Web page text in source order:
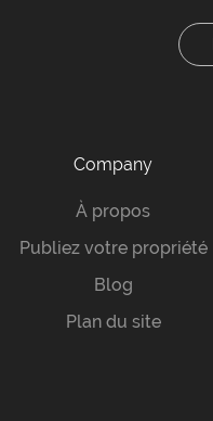
Company
À propos
Publiez votre propriété
Blog
Plan du site